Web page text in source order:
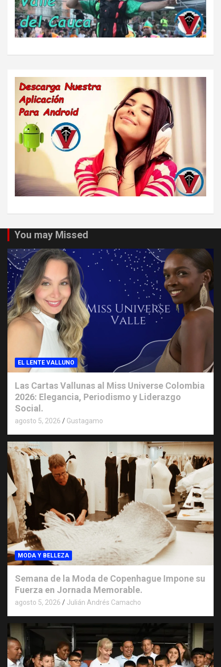
You may Missed
EL LENTE VALLUNO
Las Cartas Vallunas al Miss Universe Colombia
2026: Elegancia, Periodismo y Liderazgo
Social.
agosto 5, 2026 Gustagamo
MODA Y BELLEZA
Semana de la Moda de Copenhague Impone su
Fuerza en Jornada Memorable.
agosto 5, 2026 Julián Andrés Camacho